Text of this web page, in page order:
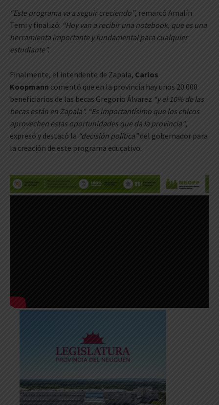
“Este programa va a seguir creciendo”, remarcó Amalín
Temi y finalizó: “Hoy van a recibir una notebook, que es una
herramienta importante y fundamental para cualquier
estudiante”.
Finalmente, el intendente de Zapala, Carlos
Koopmann comentó que en la provincia hay unos 20.000
beneficiarios de las becas Gregorio Álvarez “y el 10% de las
becas están en Zapala”. “Es importantísimo que los chicos
aprovechen estas oportunidades que da la provincia”,
expresó y destacó la “decisión política”del gobernador para
la creación de este programa educativo.